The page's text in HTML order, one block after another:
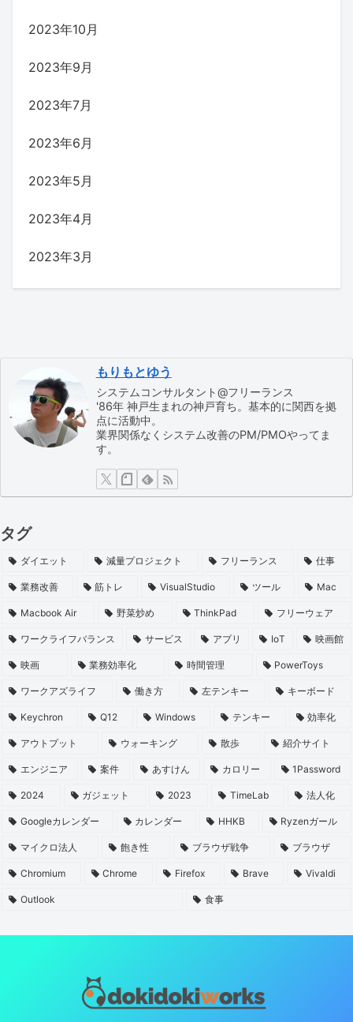
2023年10月
2023年9月
2023年7月
2023年6月
2023年5月
2023年4月
2023年3月
もりもとゆう
システムコンサルタント@フリーランス
'86年 神戸生まれの神戸育ち。基本的に関西を拠
点に活動中。
業界関係なくシステム改善のPM/PMOやってま
す。
タグ
ダイエット 減量プロジェクト フリーランス 仕事
業務改善 筋トレ VisualStudio ツール Mac
Macbook Air 野菜炒め ThinkPad フリーウェア
ワークライフバランス サービス アプリ IoT 映画館
映画 業務効率化 時間管理 PowerToys
ワークアズライフ 働き方 左テンキー キーボード
Keychron Q12 Windows テンキー 効率化
アウトプット ウォーキング 散歩 紹介サイト
エンジニア 案件 あすけん カロリー 1Password
2024 ガジェット 2023 TimeLab 法人化
Googleカレンダー カレンダー HHKB Ryzenガール
マイクロ法人 飽き性 ブラウザ戦争 ブラウザ
Chromium Chrome Firefox Brave Vivaldi
Outlook 食事